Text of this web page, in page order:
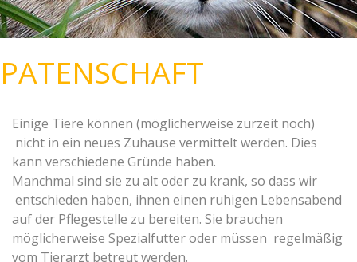
PATENSCHAFT
Einige Tiere können (möglicherweise zurzeit noch)
nicht in ein neues Zuhause vermittelt werden. Dies
kann verschiedene Gründe haben.
Manchmal sind sie zu alt oder zu krank, so dass wir
entschieden haben, ihnen einen ruhigen Lebensabend
auf der Pflegestelle zu bereiten. Sie brauchen
möglicherweise Spezialfutter oder müssen regelmäßig
vom Tierarzt betreut werden.